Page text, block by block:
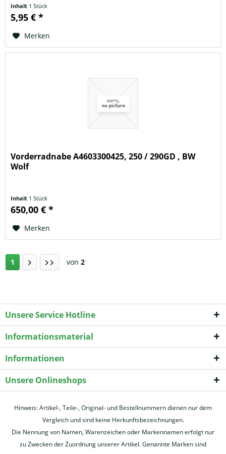
Inhalt 1 Stück
5,95 € *
Merken
Vorderradnabe A4603300425, 250 / 290GD , BW
Wolf
Inhalt 1 Stück
650,00 € *
Merken
1 von 2
Unsere Service Hotline
Informationsmaterial
Informationen
Unsere Onlineshops
Hinweis: Artikel-, Teile-, Original- und Bestellnummern dienen nur dem
Vergleich und sind keine Herkunftsbezeichnungen.
Die Nennung von Namen, Warenzeichen oder Markennamen erfolgt nur
zu Zwecken der Zuordnung unserer Artikel. Genannte Marken sind